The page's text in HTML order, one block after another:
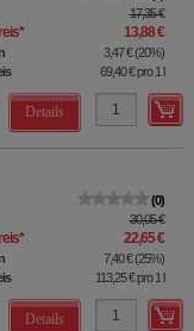
17,35 €
* 13,88 €
3,47 €(20%)
69,40 €pro 1 l
Details
0
30,05 €
* 22,65 €
7,40 €(25%)
113,25 €pro 1 l
Details